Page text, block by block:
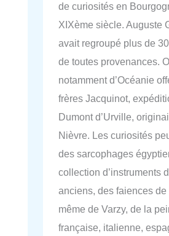
de curiosités en
XIXème siècle. Auguste
avait regroupé plus de
de toutes provenances.
notamment d’Océanie
frères Jacquinot,
Dumont d’Urville,
Nièvre. Les curiosités
des sarcophages
collection d’instruments
anciens, des faiences de
même de Varzy, de la
française, italienne,